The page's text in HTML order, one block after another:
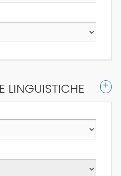
LINGUISTICHE